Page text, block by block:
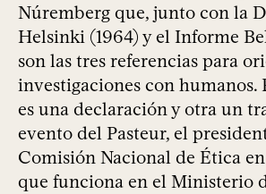
Núremberg que, junto con la
Helsinki (1964) y el Informe
son las tres referencias para
investigaciones con humanos.
es una declaración y otra un
evento del Pasteur, el
Comisión Nacional de Ética
que funciona en el Ministerio